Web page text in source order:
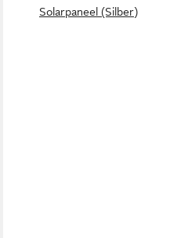
Solarpaneel (Silber)